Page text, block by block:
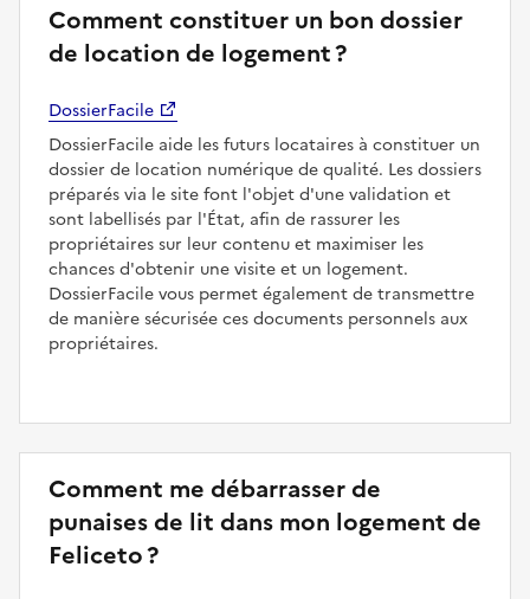
Comment constituer un bon dossier
de location de logement ?
DossierFacile
DossierFacile aide les futurs locataires à constituer un
dossier de location numérique de qualité. Les dossiers
préparés via le site font l'objet d'une validation et
sont labellisés par l'État, afin de rassurer les
propriétaires sur leur contenu et maximiser les
chances d'obtenir une visite et un logement.
DossierFacile vous permet également de transmettre
de manière sécurisée ces documents personnels aux
propriétaires.
Comment me débarrasser de
punaises de lit dans mon logement de
Feliceto ?